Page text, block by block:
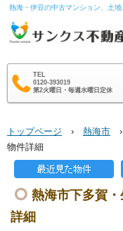
熱海・伊豆の中古マンション、土
TEL
0120-393019
第2火曜日・毎週水曜日定休
トップページ › 熱海市 ›
物件詳細
熱海市下多賀
詳細